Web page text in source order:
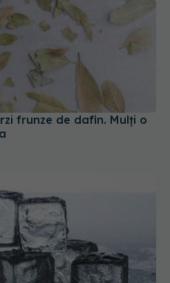
frunze de dafin. Mulți o